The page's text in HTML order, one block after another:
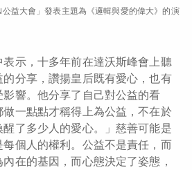
益大會」發表主題為《邏輯與愛的偉大》的演
示，十多年前在達沃斯峰會上聽
分享，讚揚皇后既有愛心，也有
響。他分享了自己對公益的看
一點點才稱得上為公益，不在於
了多少人的愛心。」慈善可能是
個人的權利。公益不是責任，而
在的基因，而心態決定了姿態，